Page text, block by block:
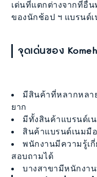
เด่นที่แตกต่างจากที่อื่
ของนักช้อป ฯ แบรนด์
จุดเด่นของ
มีสินค้าที่หลากหลา
ยาก
มีทั้งสินค้าแบรนด์เ
สินค้าแบรนด์เนมมื
พนักงานมีความรู้เ
สอบถามได้
บางสาขามีหนักงา